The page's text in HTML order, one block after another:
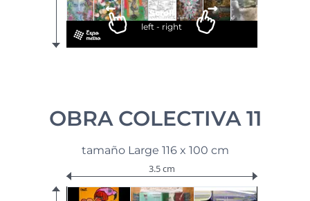
Scroll
left - right
OBRA COLECTIVA 11
tamaño Large 116 x 100 cm
3.5 cm